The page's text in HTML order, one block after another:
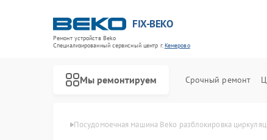
FIX-BEKO
Ремонт устройств Beko
Специализированный cервисный центр г.Кемерово
Мы ремонтируем Срочный ремонт
Посудомоечная машина Beko разблокировка